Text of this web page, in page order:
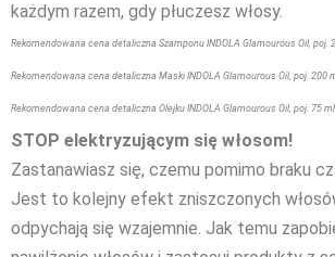
każdym razem, gdy płuczesz włosy.
Rekomendowana cena detaliczna Szamponu INDOLA Glamourous Oil, poj.
Rekomendowana cena detaliczna Maski INDOLA Glamourous Oil, poj. 200
Rekomendowana cena detaliczna Olejku INDOLA Glamourous Oil, poj. 75 ml,
STOP elektryzującym się włosom!
Zastanawiasz się, czemu pomimo braku
Jest to kolejny efekt zniszczonych
odpychają się wzajemnie. Jak temu